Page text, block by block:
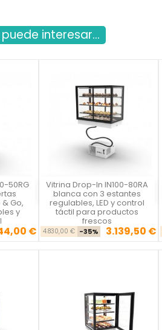
interesar...
50RG
Go,
y
base
Precio
€
 Vitrina Drop-In IN100-80RA
blanca con 3 estantes
regulables, LED y control
táctil para productos
frescos
Precio base
4.830,00 € -35% Precio
3.139,50 €

Vista rápida